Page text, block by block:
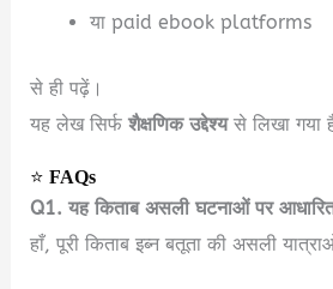
या paid ebook platforms
से ही पढ़ें।
यह लेख सिर्फशैक्षणिक उद्देश्यसे लिखा गया
⭐FAQs
Q1. यह किताब असली घटनाओं पर
हाँ, पूरी किताब इब्न बतूता की असली